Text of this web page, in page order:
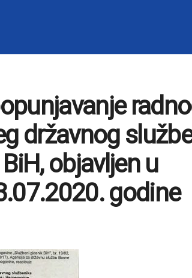
državnog
objavljen u
godine